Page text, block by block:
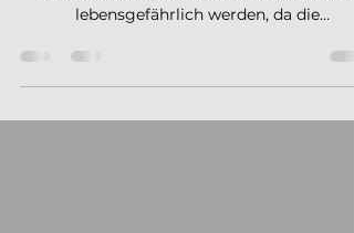
Niemals Eure Vierbeiner im Auto lassen
lebensgefährlich werden, da die
Temperaturen im Fahrzeuginneren schnell